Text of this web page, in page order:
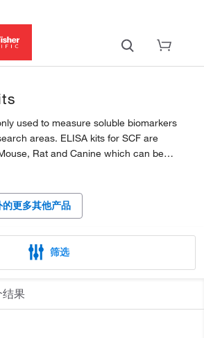
used to measure soluble biomarkers
areas. ELISA kits for SCF are
Rat and Canine which can be
including plasma, serum,
in two formats:...
更多其他产品
筛选
果